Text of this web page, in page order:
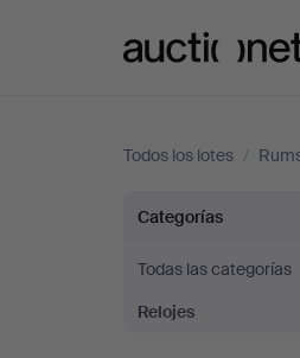
Todos los lotes /
Relojes
en
Rumsey’s
Categorías
Todas las categorías
Relojes